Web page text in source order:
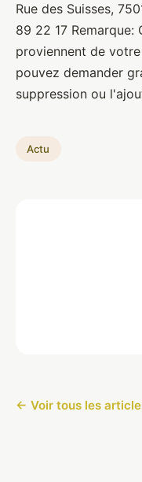
Rue des Suisses,
89 22 17 Remarque:
proviennent de
pouvez demander
suppression ou
Actu
← Voir tous les